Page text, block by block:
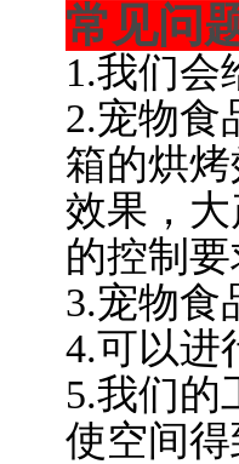
常见问
1.我们会
2.宠物食
箱的烘
效果，
的控制
3.宠物食
4.可以进
5.我们的
使空间